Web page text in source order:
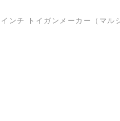
ンチ トイガンメーカー（マル